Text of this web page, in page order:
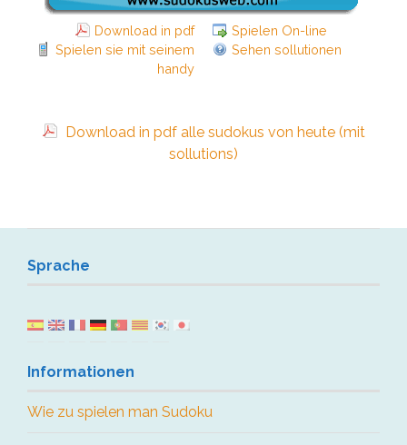
Download in pdf
Spielen On-line
Spielen sie mit seinem
handy
Sehen sollutionen
Download in pdf alle sudokus von heute (mit
sollutions)
Sprache
Informationen
Wie zu spielen man Sudoku